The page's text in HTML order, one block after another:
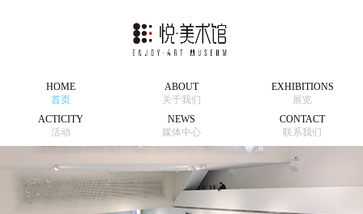
HOME
首页
ABOUT
关于我们
EXHIBITIONS
展览
ACTICITY
活动
NEWS
媒体中心
CONTACT
联系我们